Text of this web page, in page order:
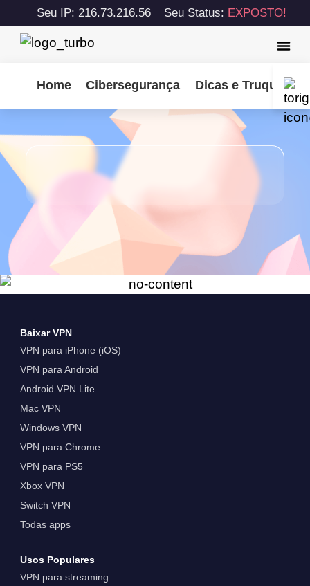
Seu IP: 216.73.216.56 Seu Status: EXPOSTO!
Home Cibersegurança Dicas e Truques
Baixar VPN
VPN para iPhone (iOS)
VPN para Android
Android VPN Lite
Mac VPN
Windows VPN
VPN para Chrome
VPN para PS5
Xbox VPN
Switch VPN
Todas apps
Usos Populares
VPN para streaming